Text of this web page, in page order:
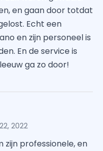
en gaan door totdat
Echt een
en zijn personeel is
En de service is
ga zo door!
2022
zijn professionele, en